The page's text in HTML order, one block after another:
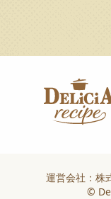
運営会社：株
©